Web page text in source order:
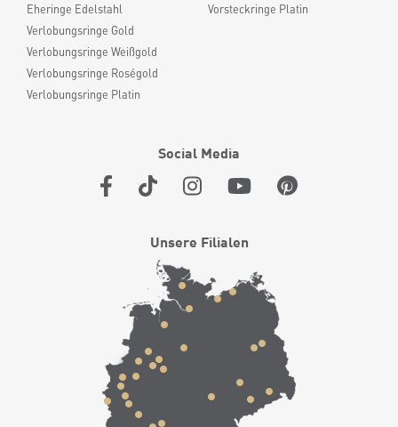
Eheringe Edelstahl
Verlobungsringe Gold
Verlobungsringe Weißgold
Verlobungsringe Roségold
Verlobungsringe Platin
Vorsteckringe Platin
Social Media
Unsere Filialen